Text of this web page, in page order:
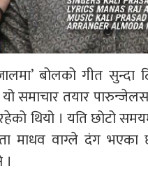
बोलको गीत
समाचार तयार
थियो । यति छोटो
माधव वाग्ले दंग भएका